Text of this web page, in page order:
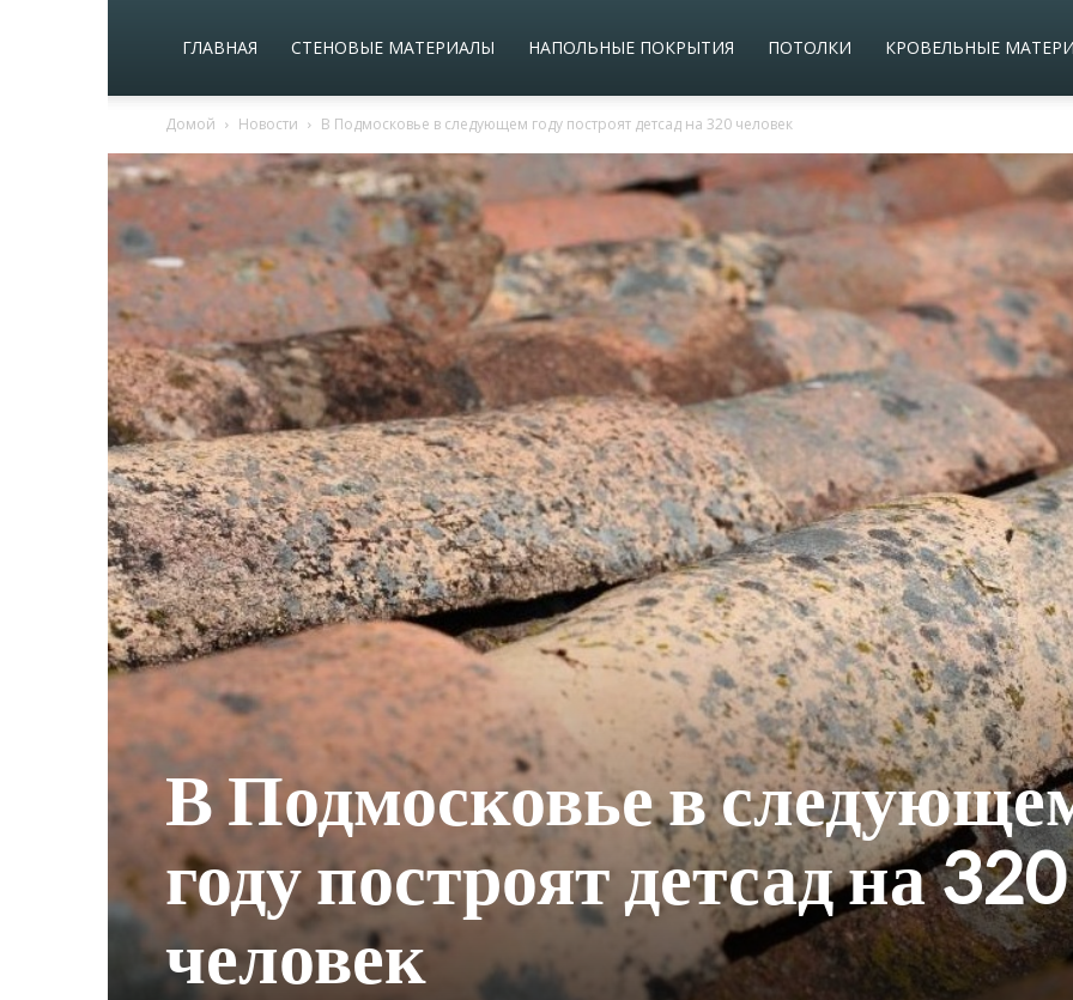
ГЛАВНАЯ СТЕНОВЫЕ МАТЕРИАЛЫ НАПОЛЬНЫЕ ПОКРЫТИЯ ПОТОЛКИ КРОВЕЛЬНЫЕ
Домой Новости В Подмосковье в следующем году построят детсад на 320 человек
В Подмосковье в
году построят детсад на 320
человек